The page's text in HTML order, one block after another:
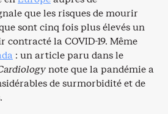
que les risques de mourir
sont cinq fois plus élevés un
contracté la COVID-19. Même
: un article paru dans le
note que la pandémie a
de surmorbidité et de